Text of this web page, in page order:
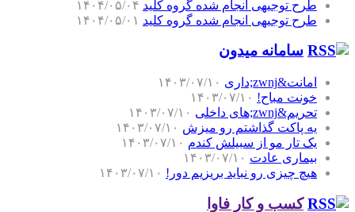
طرح توجیهی انجام شده گروه کلید ۱۴۰۴/۰۵/۰۴
طرح توجیهی انجام شده گروه کلید ۱۴۰۴/۰۵/۰۱
سامانه میدون
امانت&zwnj;داری
۱۴۰۳/۰۷/۱۰
خونت مباح! ۱۴۰۳/۰۷/۱۰
تحریم&zwnj;های داخلی
۱۴۰۳/۰۷/۱۰
یه پاکت گذاشتم رو میزش ۱۴۰۳/۰۷/۱۰
یک تار مو از سبیلش کندم ۱۴۰۳/۰۷/۱۰
بیماری عادت ۱۴۰۳/۰۷/۱۰
هیچ چیزی رو نباید بریزیم دور! ۱۴۰۳/۰۷/۱۰
کسب و کار فاوا